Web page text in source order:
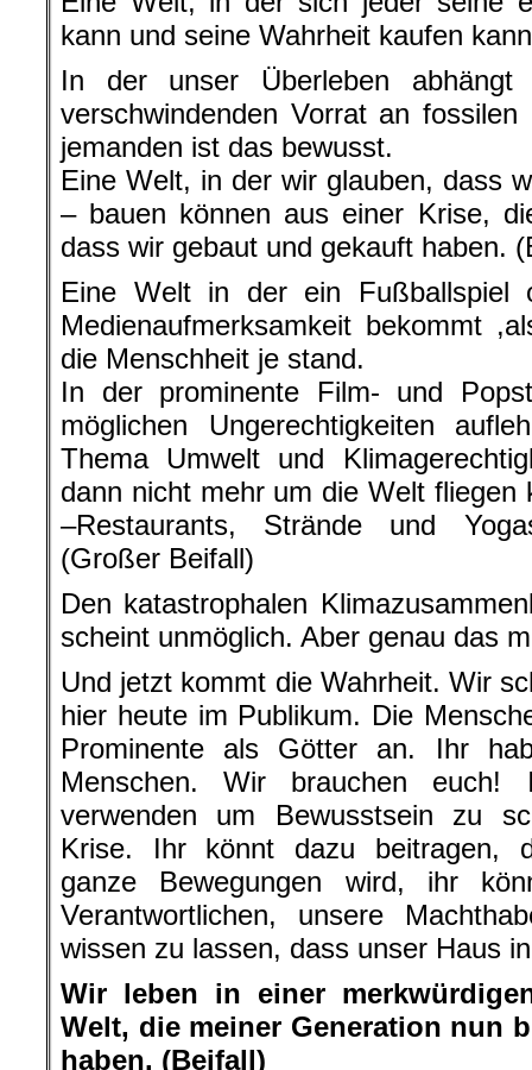
kann und seine Wahrheit kaufen
In der unser Überleben
verschwindenden Vorrat an
jemanden ist das bewusst.
Eine Welt, in der wir glauben, dass
– bauen können aus einer Krise,
dass wir gebaut und gekauft haben.
Eine Welt in der ein Fußballspiel
Medienaufmerksamkeit bekommt
die Menschheit je stand.
In der prominente Film- und
möglichen Ungerechtigkeiten
Thema Umwelt und
dann nicht mehr um die Welt fliegen
–Restaurants, Strände und
(Großer Beifall)
Den katastrophalen
scheint unmöglich. Aber genau das
Und jetzt kommt die Wahrheit. Wir
hier heute im Publikum. Die
Prominente als Götter an. Ihr
Menschen. Wir brauchen
verwenden um Bewusstsein zu
Krise. Ihr könnt dazu beitragen,
ganze Bewegungen wird, ihr
Verantwortlichen, unsere
wissen zu lassen, dass unser Haus
Wir leben in einer
Welt, die meiner Generation nun
haben. (Beifall)